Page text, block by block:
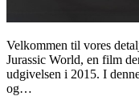
Velkommen til vores
Jurassic World, en film
udgivelsen i 2015. I
og…